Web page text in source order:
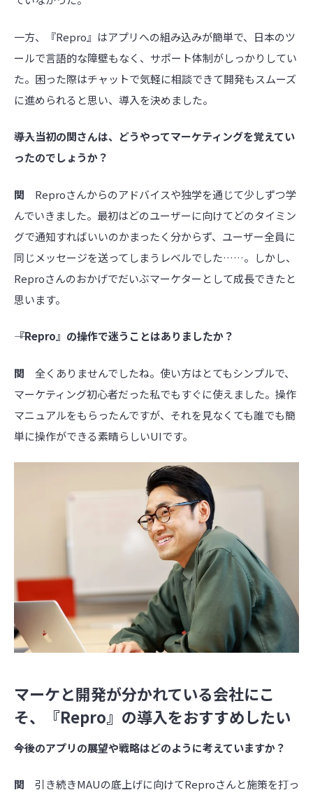
一方、『Repro』はアプリへの組み込みが簡単で、日本のツ
ールで言語的な障壁もなく、サポート体制がしっかりしてい
た。困った際はチャットで気軽に相談できて開発もスムーズ
に進められると思い、導入を決めました。
――導入当初の関さんは、どうやってマーケティングを覚えてい
ったのでしょうか？
関 Reproさんからのアドバイスや独学を通じて少しずつ学
んでいきました。最初はどのユーザーに向けてどのタイミン
グで通知すればいいのかまったく分からず、ユーザー全員に
同じメッセージを送ってしまうレベルでした……。しかし、
Reproさんのおかげでだいぶマーケターとして成長できたと
思います。
――『Repro』の操作で迷うことはありましたか？
関 全くありませんでしたね。使い方はとてもシンプルで、
マーケティング初心者だった私でもすぐに使えました。操作
マニュアルをもらったんですが、それを見なくても誰でも簡
単に操作ができる素晴らしいUIです。
マーケと開発が分かれている会社にこ
そ、『Repro』の導入をおすすめしたい
――今後のアプリの展望や戦略はどのように考えていますか？
関 引き続きMAUの底上げに向けてReproさんと施策を打っ